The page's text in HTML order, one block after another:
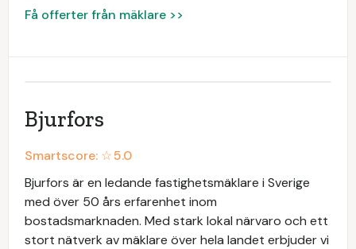
Få offerter från mäklare >>
Bjurfors
Smartscore: ☆5.0
Bjurfors är en ledande fastighetsmäklare i Sverige
med över 50 års erfarenhet inom
bostadsmarknaden. Med stark lokal närvaro och ett
stort nätverk av mäklare över hela landet erbjuder vi